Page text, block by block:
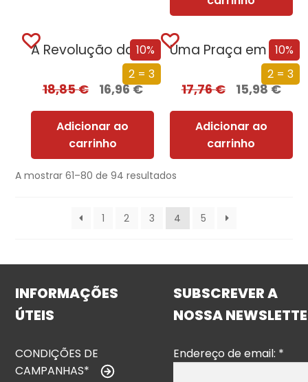
10%
2 = 3
A Revolução da Mulher das Pevides
18,85€ 16,96€
Adicionar ao
carrinho
10%
2 = 3
Uma Praça em Antuérpia
17,76€ 15,98€
Adicionar ao
carrinho
A mostrar 61–80 de 94 resultados
1 2 3 4 5
INFORMAÇÕES
ÚTEIS
CONDIÇÕES DE
CAMPANHAS*
SUBSCREVER A
NOSSA
Endereço de email: *